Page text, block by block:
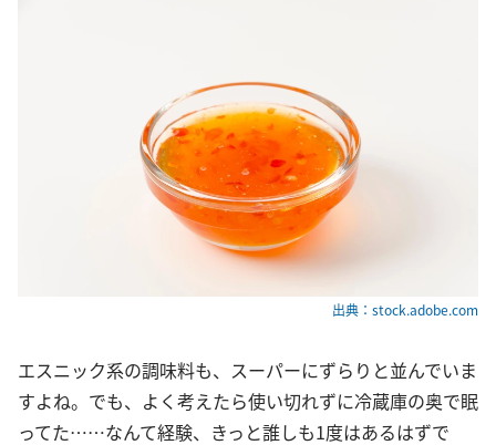
出典：stock.adobe.com
エスニック系の調味料も、スーパーにずらりと並んでいま
すよね。でも、よく考えたら使い切れずに冷蔵庫の奥で眠
ってた……なんて経験、きっと誰しも1度はあるはずで